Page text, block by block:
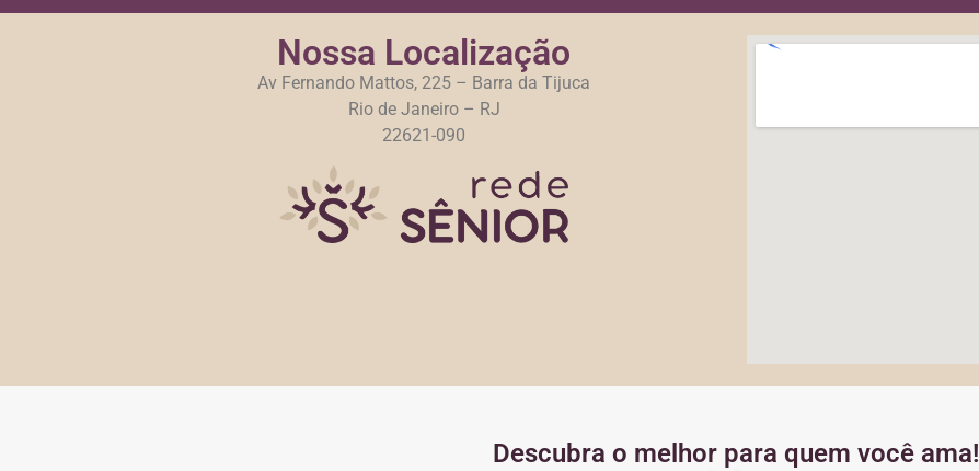
Nossa Localização
Av Fernando Mattos, 225 – Barra da Tijuca
Rio de Janeiro – RJ
22621-090
Descubra o melhor para quem você ama!